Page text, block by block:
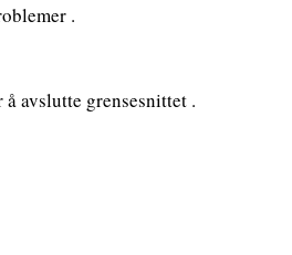
.
avslutte grensesnittet .